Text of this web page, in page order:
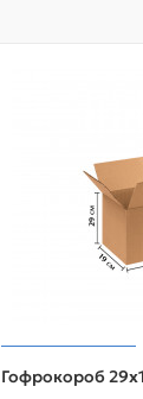
Гофрокороб